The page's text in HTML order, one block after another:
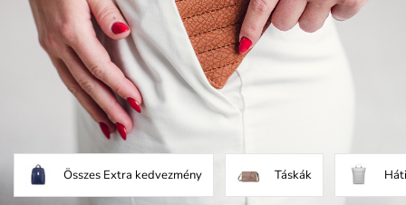
Összes Extra kedvezmény Táskák